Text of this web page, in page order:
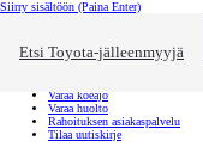
Siirry sisältöön (Paina Enter)
Etsi Toyota-jälleenmyyjä
Toyota palvelee Sulje
Varaa koeajo
Varaa huolto
Rahoituksen asiakaspalvelu
Tilaa uutiskirje